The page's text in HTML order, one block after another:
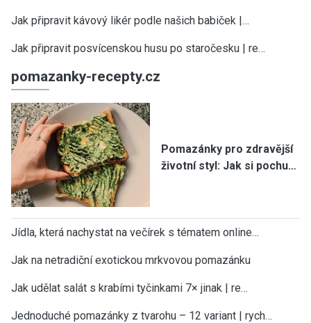
Jak připravit kávový likér podle našich babiček |…
Jak připravit posvícenskou husu po staročesku | re…
pomazanky-recepty.cz
Pomazánky pro zdravější
životní styl: Jak si pochu…
Jídla, která nachystat na večírek s tématem online…
Jak na netradiční exotickou mrkvovou pomazánku
Jak udělat salát s krabími tyčinkami 7× jinak | re…
Jednoduché pomazánky z tvarohu – 12 variant | rych…